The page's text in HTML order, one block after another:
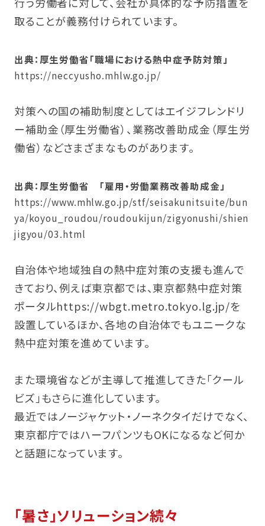
取ることが義務付けられています。
出典：厚生労働省「職場における熱中症予防対策」
https://neccyusho.mhlw.go.jp/
対策への国の補助制度としてはエイジフレンドリ
ー補助金（厚生労働省）、業務改善助成金（厚生労
働省）などさまざまなものがあります。
出典：厚生労働省 「雇用・労働業務改善助成金」
https://www.mhlw.go.jp/stf/seisakunitsuite/bun
ya/koyou_roudou/roudoukijun/zigyonushi/shien
jigyou/03.html
自治体や地域独自の熱中症対策の支援も進んで
きており、例えば東京都では、東京都熱中症対策
ポータルhttps://wbgt.metro.tokyo.lg.jp/を
設置しているほか、各地の自治体でもユニークな
熱中症対策を進めています。
また環境省などが主導して推進してきた「クール
ビズ」もさらに進化しています。
最近ではノージャケット・ノーネクタイだけでなく、
東京都庁ではハーフパンツもOKになるなど何か
と話題になっています。
「暑さ」ソリューション続々